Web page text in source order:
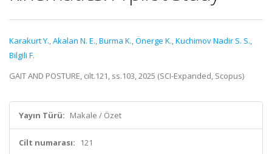
Karakurt Y.,Akalan N. E.,Burma K.,Önerge K.,Kuchimov Nadir S. S.,
Bilgili F.
GAIT AND POSTURE, cilt.121, ss.103, 2025 (SCI-Expanded, Scopus)
Yayın Türü: Makale / Özet
Cilt numarası: 121